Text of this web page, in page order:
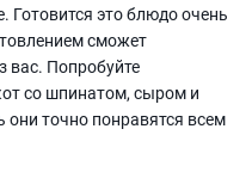
Готовится это блюдо очень
сможет
вас. Попробуйте
со шпинатом, сыром и
они точно понравятся всем